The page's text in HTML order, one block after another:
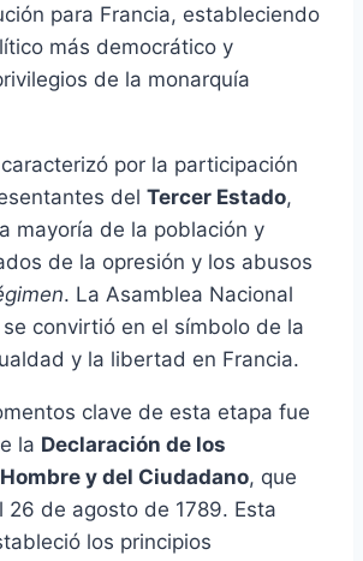
para Francia, estableciendo
más democrático y
de la monarquía
por la participación
del Tercer Estado,
mayoría de la población y
de la opresión y los abusos
. La Asamblea Nacional
convirtió en el símbolo de la
y la libertad en Francia.
clave de esta etapa fue
la Declaración de los
y del Ciudadano, que
26 de agosto de 1789. Esta
los principios